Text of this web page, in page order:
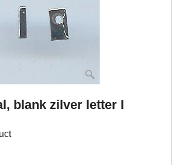
blank zilver letter I